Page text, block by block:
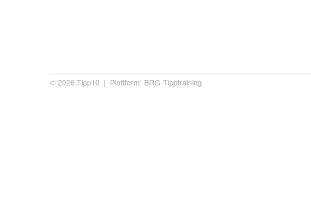
© 2026Tipp10 | Plattform: BRG Tipptraining